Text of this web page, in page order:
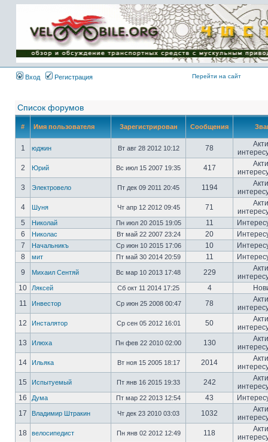
Имя пользователя:
Пароль:
{ LOG_ME_IN_SHORT
}
Вход
Регистрация Перейти на сайт
Список форумов
# Имя пользователя Зарегистрирован Сообщения
1 юджин Вт авг 28 2012 10:12 78
2
Юрий Вс июл 15 2007 19:35 417
3
Электровело Пт дек 09 2011 20:45 1194
4
Шуня Чт апр 12 2012 09:45 71
5
Николай Пн июл 20 2015 19:05 11
6
Николас Вт май 22 2007 23:24 20
7
Начальникъ Ср июн 10 2015 17:06 10
8
мит Пт май 30 2014 20:59 11
9
Михаил Сентяй Вс мар 10 2013 17:48 229
10
Ляксей Сб окт 11 2014 17:25 4
11
Инвестор Ср июн 25 2008 00:47 78
12
Инсталятор Ср сен 05 2012 16:01 50
13
Илюха Пн фев 22 2010 02:00 130
14
Ильяка Вт ноя 15 2005 18:17 2014
15
Испытуемый Пт янв 16 2015 19:33 242
16
Дума Пт мар 22 2013 12:54 43
17
Владимир Штракин Чт дек 23 2010 03:03 1032
18
велосипедист Пн янв 02 2012 12:49 118